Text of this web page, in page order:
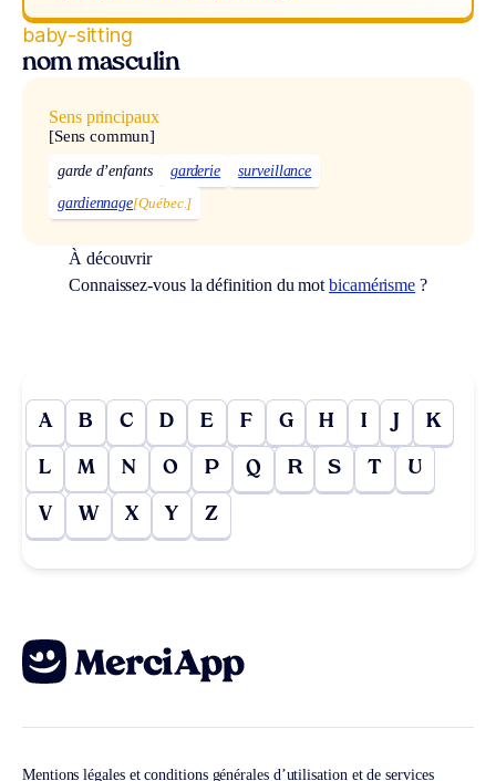
baby-sitting
nom masculin
Sens principaux
[Sens commun]
garde d’enfants garderie
surveillance
gardiennage[Québec.]
À découvrir
Connaissez-vous la définition du motbicamérisme ?
A B C D E F G H I J K
L M N O P Q R S T U
V W X Y Z
Mentions légales et conditions générales d’utilisation et de services